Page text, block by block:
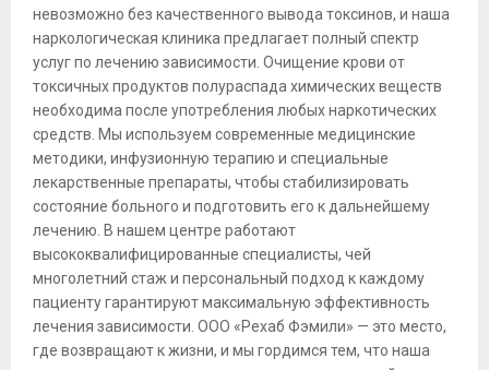
невозможно без качественного вывода токсинов, и наша
наркологическая клиника предлагает полный спектр
услуг по лечению зависимости. Очищение крови от
токсичных продуктов полураспада химических веществ
необходима после употребления любых наркотических
средств. Мы используем современные медицинские
методики, инфузионную терапию и специальные
лекарственные препараты, чтобы стабилизировать
состояние больного и подготовить его к дальнейшему
лечению. В нашем центре работают
высококвалифицированные специалисты, чей
многолетний стаж и персональный подход к каждому
пациенту гарантируют максимальную эффективность
лечения зависимости. ООО «Рехаб Фэмили» — это место,
где возвращают к жизни, и мы гордимся тем, что наша